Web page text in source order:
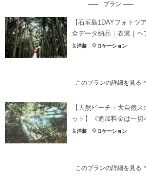
プラン
【石垣島1DAYフォトツ
全データ納品｜衣裳｜ヘ
洋装 ロケーション
このプランの詳細を見る
◆撮影地：ビーチ｜大自然｜おすすめスポット｜サ
ン ◆所要時間：約7~8時間 ◆カット数：合計
【プラン★POINT】
①プレミアムドレスもOK♪どのドレス•タキシードを
②衣装合わせは撮影当日でOK！当日試着も可能◎
【天然ビーチ＋大自然
ット】《追加料金は一切
洋装 ロケーション
このプランの詳細を見る